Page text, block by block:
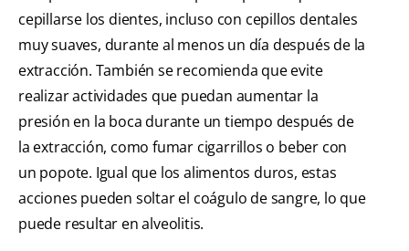
cepillarse los dientes, incluso con cepillos dentales
muy suaves, durante al menos un día después de la
extracción. También se recomienda que evite
realizar actividades que puedan aumentar la
presión en la boca durante un tiempo después de
la extracción, como fumar cigarrillos o beber con
un popote. Igual que los alimentos duros, estas
acciones pueden soltar el coágulo de sangre, lo que
puede resultar en alveolitis.